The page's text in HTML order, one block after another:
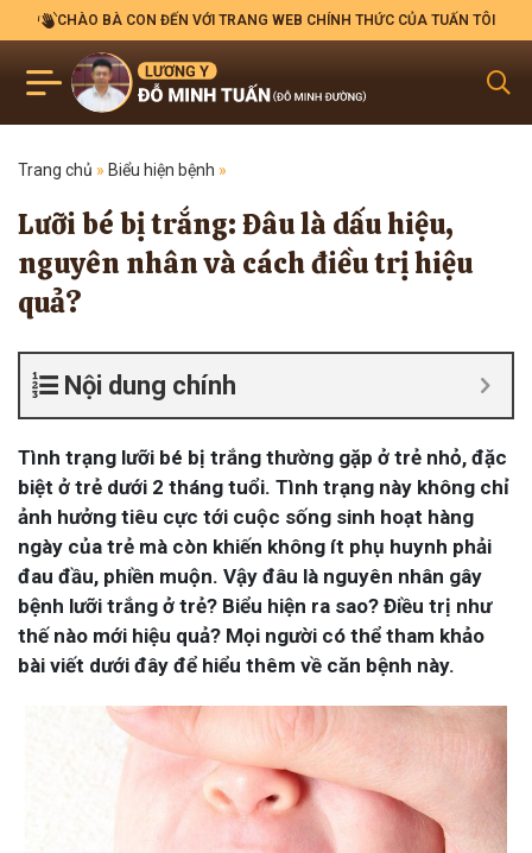
CHÀO BÀ CON ĐẾN VỚI TRANG WEB CHÍNH THỨC CỦA TUẤN TÔI
Trang chủ » Biểu hiện bệnh »
Lưỡi bé bị trắng: Đâu là dấu hiệu,
nguyên nhân và cách điều trị hiệu
quả?
Nội dung chính
Tình trạng lưỡi bé bị trắng thường gặp ở trẻ nhỏ, đặc
biệt ở trẻ dưới 2 tháng tuổi. Tình trạng này không chỉ
ảnh hưởng tiêu cực tới cuộc sống sinh hoạt hàng
ngày của trẻ mà còn khiến không ít phụ huynh phải
đau đầu, phiền muộn. Vậy đâu là nguyên nhân gây
bệnh lưỡi trắng ở trẻ? Biểu hiện ra sao? Điều trị như
thế nào mới hiệu quả? Mọi người có thể tham khảo
bài viết dưới đây để hiểu thêm về căn bệnh này.